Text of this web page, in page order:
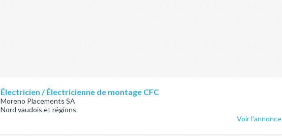
Électricien / Électricienne de montage CFC
Moreno Placements SA
Nord vaudois et régions
Voir l'annonce